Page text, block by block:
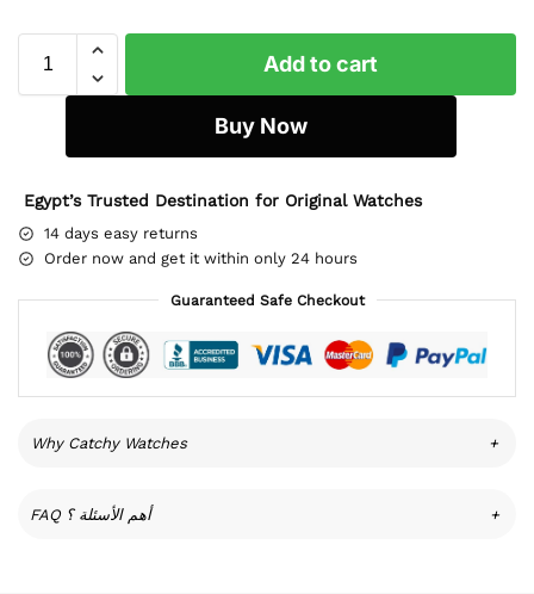
Add to cart
Buy Now
Egypt’s Trusted Destination for Original Watches
14 days easy returns
Order now and get it within only 24 hours
Guaranteed Safe Checkout
Why Catchy Watches +
FAQ أهم الأسئلة ؟ +